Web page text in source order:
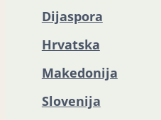
Dijaspora
Hrvatska
Makedonija
Slovenija